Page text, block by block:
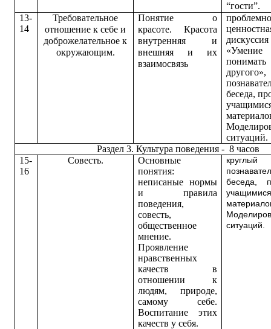
“гости”.
13-
14
Требовательное
отношение к себе и
доброжелательное к
окружающим.
Понятие о
красоте. Красота
внутренняя и
внешняя и их
взаимосвязь
дискуссия
«Умение
понимать
другого»,
п
беседа,
ситуаций.
Раздел 3. Культура поведения - 8 часов
15-
16
Совесть.
Основные
понятия:
неписаные нормы
и правила
поведения,
совесть,
общественное
мнение.
Проявление
нравственных
качеств в
отношении к
людям, природе,
самому себе.
Воспитание этих
качеств у себя.
беседа,
ситуаций.